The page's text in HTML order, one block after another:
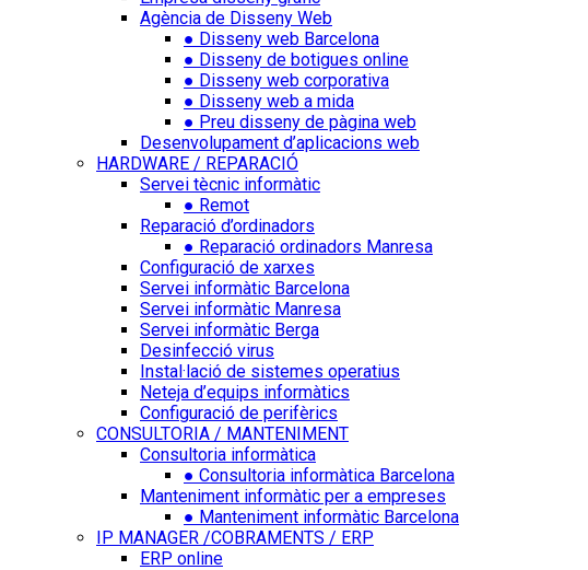
Agència de Disseny Web
● Disseny web Barcelona
● Disseny de botigues online
● Disseny web corporativa
● Disseny web a mida
● Preu disseny de pàgina web
Desenvolupament d’aplicacions web
HARDWARE / REPARACIÓ
Servei tècnic informàtic
● Remot
Reparació d’ordinadors
● Reparació ordinadors Manresa
Configuració de xarxes
Servei informàtic Barcelona
Servei informàtic Manresa
Servei informàtic Berga
Desinfecció virus
Instal·lació de sistemes operatius
Neteja d’equips informàtics
Configuració de perifèrics
CONSULTORIA / MANTENIMENT
Consultoria informàtica
● Consultoria informàtica Barcelona
Manteniment informàtic per a empreses
● Manteniment informàtic Barcelona
IP MANAGER /COBRAMENTS / ERP
ERP online